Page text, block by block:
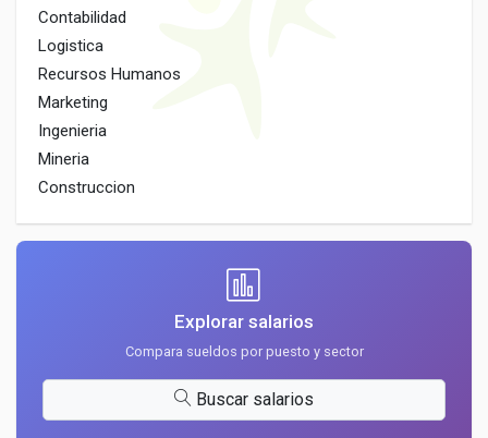
Contabilidad
Logistica
Recursos Humanos
Marketing
Ingenieria
Mineria
Construccion
Explorar salarios
Compara sueldos por puesto y sector
Buscar salarios